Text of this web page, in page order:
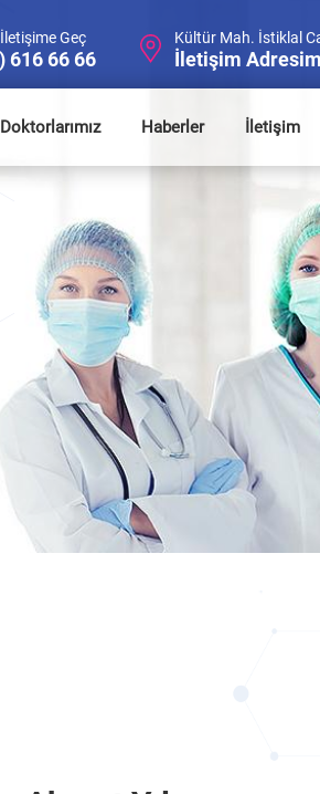
Geç
616 66 66
Kültür Mah. İstiklal
İletişim
Doktorlarımız Haberler İletişim